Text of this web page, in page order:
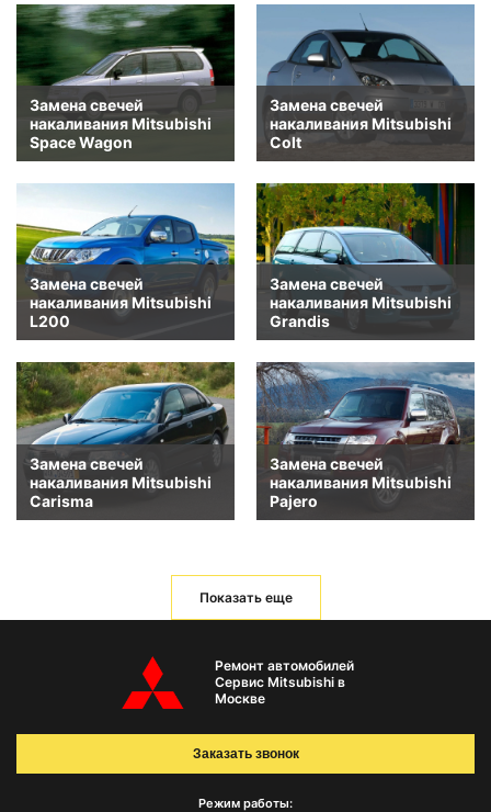
Замена свечей
накаливания Mitsubishi
Space Wagon
Замена свечей
накаливания Mitsubishi
Colt
Замена свечей
накаливания Mitsubishi
L200
Замена свечей
накаливания Mitsubishi
Grandis
Замена свечей
накаливания Mitsubishi
Carisma
Замена свечей
накаливания Mitsubishi
Pajero
Показать еще
Ремонт автомобилей
Сервис Mitsubishi в
Москве
Режим работы:
Заказать звонок